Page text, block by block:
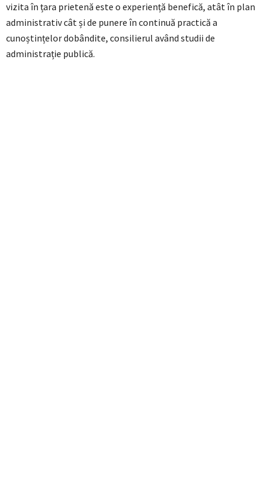
vizita în țara prietenă este o experiență benefică, atât în plan
administrativ cât și de punere în continuă practică a
cunoștințelor dobândite, consilierul având studii de
administrație publică.